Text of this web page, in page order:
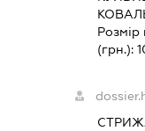
Розмір
(грн.):